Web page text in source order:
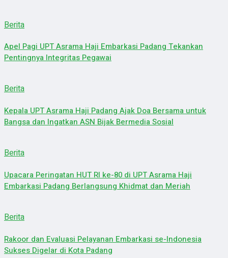
Berita
Apel Pagi UPT Asrama Haji Embarkasi Padang Tekankan
Pentingnya Integritas Pegawai
Berita
Kepala UPT Asrama Haji Padang Ajak Doa Bersama untuk
Bangsa dan Ingatkan ASN Bijak Bermedia Sosial
Berita
Upacara Peringatan HUT RI ke-80 di UPT Asrama Haji
Embarkasi Padang Berlangsung Khidmat dan Meriah
Berita
Rakoor dan Evaluasi Pelayanan Embarkasi se-Indonesia
Sukses Digelar di Kota Padang